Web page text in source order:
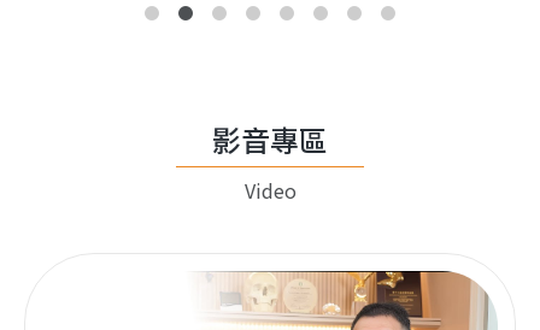
影音專區
Video